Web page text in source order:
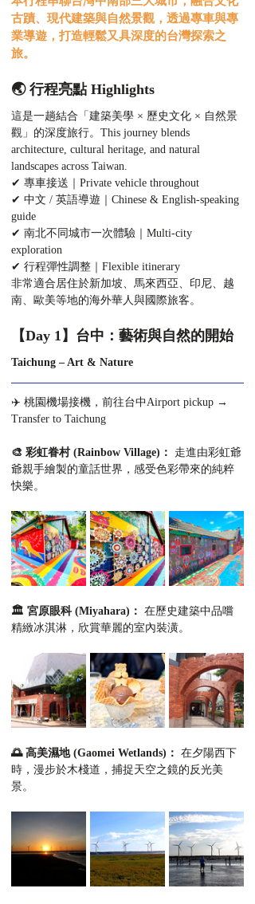
古蹟、現代建築與自然景觀，透過專車與專
業導遊，打造輕鬆又具深度的台灣探索之
旅。
🌏 行程亮點 Highlights
這是一趟結合「建築美學 × 歷史文化 × 自然景
觀」的深度旅行。This journey blends
architecture, cultural heritage, and natural
landscapes across Taiwan.
✔ 專車接送｜Private vehicle throughout
✔ 中文 / 英語導遊｜Chinese & English-speaking
guide
✔ 南北不同城市一次體驗｜Multi-city
exploration
✔ 行程彈性調整｜Flexible itinerary
非常適合居住於新加坡、馬來西亞、印尼、越
南、歐美等地的海外華人與國際旅客。
【Day 1】台中：藝術與自然的開始
Taichung – Art & Nature
✈️ 桃園機場接機，前往台中Airport pickup →
Transfer to Taichung
🎨 彩虹眷村 (Rainbow Village)： 走進由彩虹爺
爺親手繪製的童話世界，感受色彩帶來的純粹
快樂。
🏛️ 宮原眼科 (Miyahara)： 在歷史建築中品嚐
精緻冰淇淋，欣賞華麗的室內裝潢。
🌅 高美濕地 (Gaomei Wetlands)： 在夕陽西下
時，漫步於木棧道，捕捉天空之鏡的反光美
景。